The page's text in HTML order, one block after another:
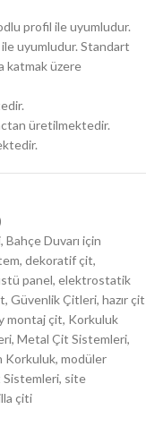
profil ile uyumludur.
uyumludur. Standart
katmak üzere
üretilmektedir.
, Bahçe Duvarı için
, dekoratif çit,
panel, elektrostatik
, Güvenlik Çitleri, hazır çit
montaj çit, Korkuluk
, Metal Çit Sistemleri,
Korkuluk, modüler
Sistemleri, site
çiti